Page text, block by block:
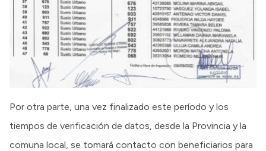
Por otra parte, una vez finalizado este período y los
tiempos de verificación de datos, desde la Provincia y la
comuna local, se tomará contacto con beneficiarios para